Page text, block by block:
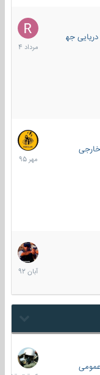
جهان
16
مرداد
1404
27
مهر
1395
22
آبان
1392
6
دقیقه